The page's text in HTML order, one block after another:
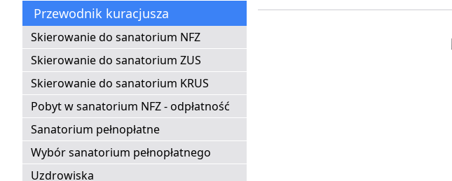
Przewodnik kuracjusza
Skierowanie do sanatorium NFZ
Skierowanie do sanatorium ZUS
Skierowanie do sanatorium KRUS
Pobyt w sanatorium NFZ - odpłatność
Sanatorium pełnopłatne
Wybór sanatorium pełnopłatnego
Uzdrowiska